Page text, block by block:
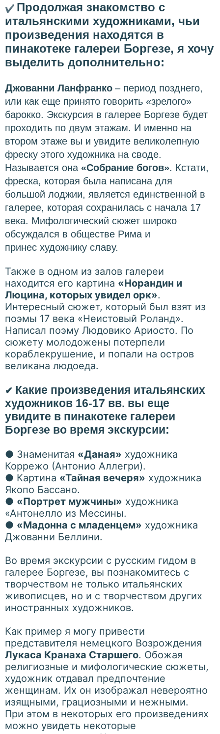
✔ Продолжая знакомство с
итальянскими художниками, чьи
произведения находятся в
пинакотеке галереи Боргезе, я хочу
выделить дополнительно:
Джованни Ланфранко – период позднего,
или как еще принято говорить «зрелого»
барокко. Экскурсия в галерее Боргезе будет
проходить по двум этажам. И именно на
втором этаже вы и увидите великолепную
фреску этого художника на своде.
Называется она «Собрание богов». Кстати,
фреска, которая была написана для
большой лоджии, является единственной в
галерее, которая сохранилась с начала 17
века. Мифологический сюжет широко
обсуждался в обществе Рима и
принес художнику славу.
Также в одном из залов галереи
находится его картина «Норандин и
Люцина, которых увидел орк».
Интересный сюжет, который был взят из
поэмы 17 века «Неистовый Роланд».
Написал поэму Людовико Ариосто. По
сюжету молодожены потерпели
кораблекрушение, и попали на остров
великана людоеда.
✔ Какие произведения итальянских
художников 16-17 вв. вы еще
увидите в пинакотеке галереи
Боргезе во время экскурсии:
● Знаменитая «Даная» художника
Коррежо (Антонио Аллегри).
● Картина «Тайная вечеря» художника
Якопо Бассано.
● «Портрет мужчины» художника
«Антонелло из Мессины.
● «Мадонна с младенцем» художника
Джованни Беллини.
Во время экскурсии с русским гидом в
галерее Боргезе, вы познакомитесь с
творчеством не только итальянских
живописцев, но и с творчеством других
иностранных художников.
Как пример я могу привести
представителя немецкого Возрождения
Лукаса Кранаха Старшего. Обожая
религиозные и мифологические сюжеты,
художник отдавал предпочтение
женщинам. Их он изображал невероятно
изящными, грациозными и нежными.
При этом в некоторых его произведениях
можно увидеть некоторые